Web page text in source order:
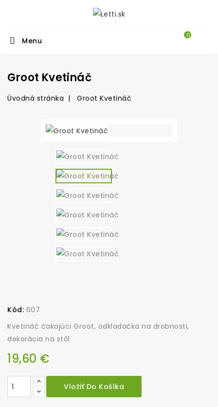
0
Menu
Groot Kvetináč
Úvodná stránka Groot Kvetináč
Kód: 607
Kvetináč čakajúci Groot, odkladačka na drobnosti,
dekorácia na stôl
19,60 €
Vložiť Do Košíka